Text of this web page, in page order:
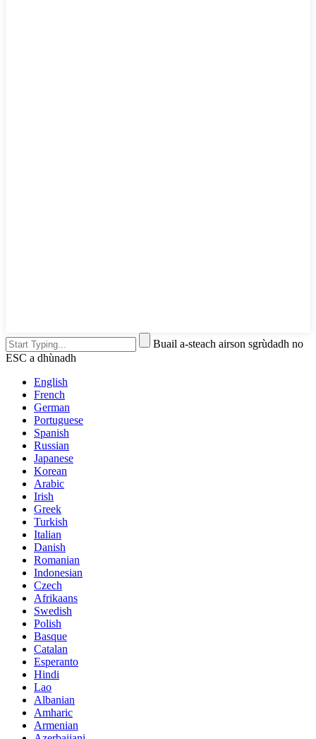
Buail a-steach airson sgrùdadh no
ESC a dhùnadh
English
French
German
Portuguese
Spanish
Russian
Japanese
Korean
Arabic
Irish
Greek
Turkish
Italian
Danish
Romanian
Indonesian
Czech
Afrikaans
Swedish
Polish
Basque
Catalan
Esperanto
Hindi
Lao
Albanian
Amharic
Armenian